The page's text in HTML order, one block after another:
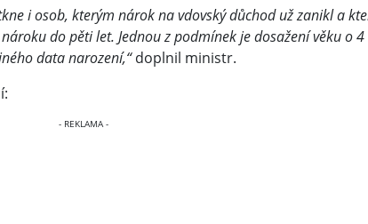
i osob, kterým nárok na vdovský důchod už zanikl a
do pěti let. Jednou z podmínek je dosažení věku o
data narození,“doplnil ministr.